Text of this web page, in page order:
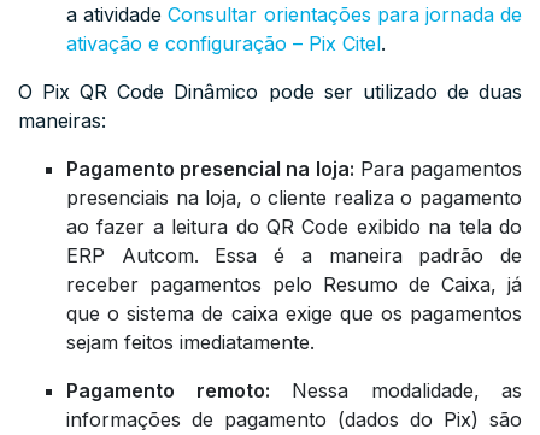
a atividadeConsultar orientações para jornada de
ativação e configuração – Pix Citel.
O Pix QR Code Dinâmico pode ser utilizado de duas
maneiras:
Pagamento presencial na loja: Para pagamentos
presenciais na loja, o cliente realiza o pagamento
ao fazer a leitura do QR Code exibido na tela do
ERP Autcom. Essa é a maneira padrão de
receber pagamentos pelo Resumo de Caixa, já
que o sistema de caixa exige que os pagamentos
sejam feitos imediatamente.
Pagamento remoto: Nessa modalidade, as
informações de pagamento (dados do Pix) são